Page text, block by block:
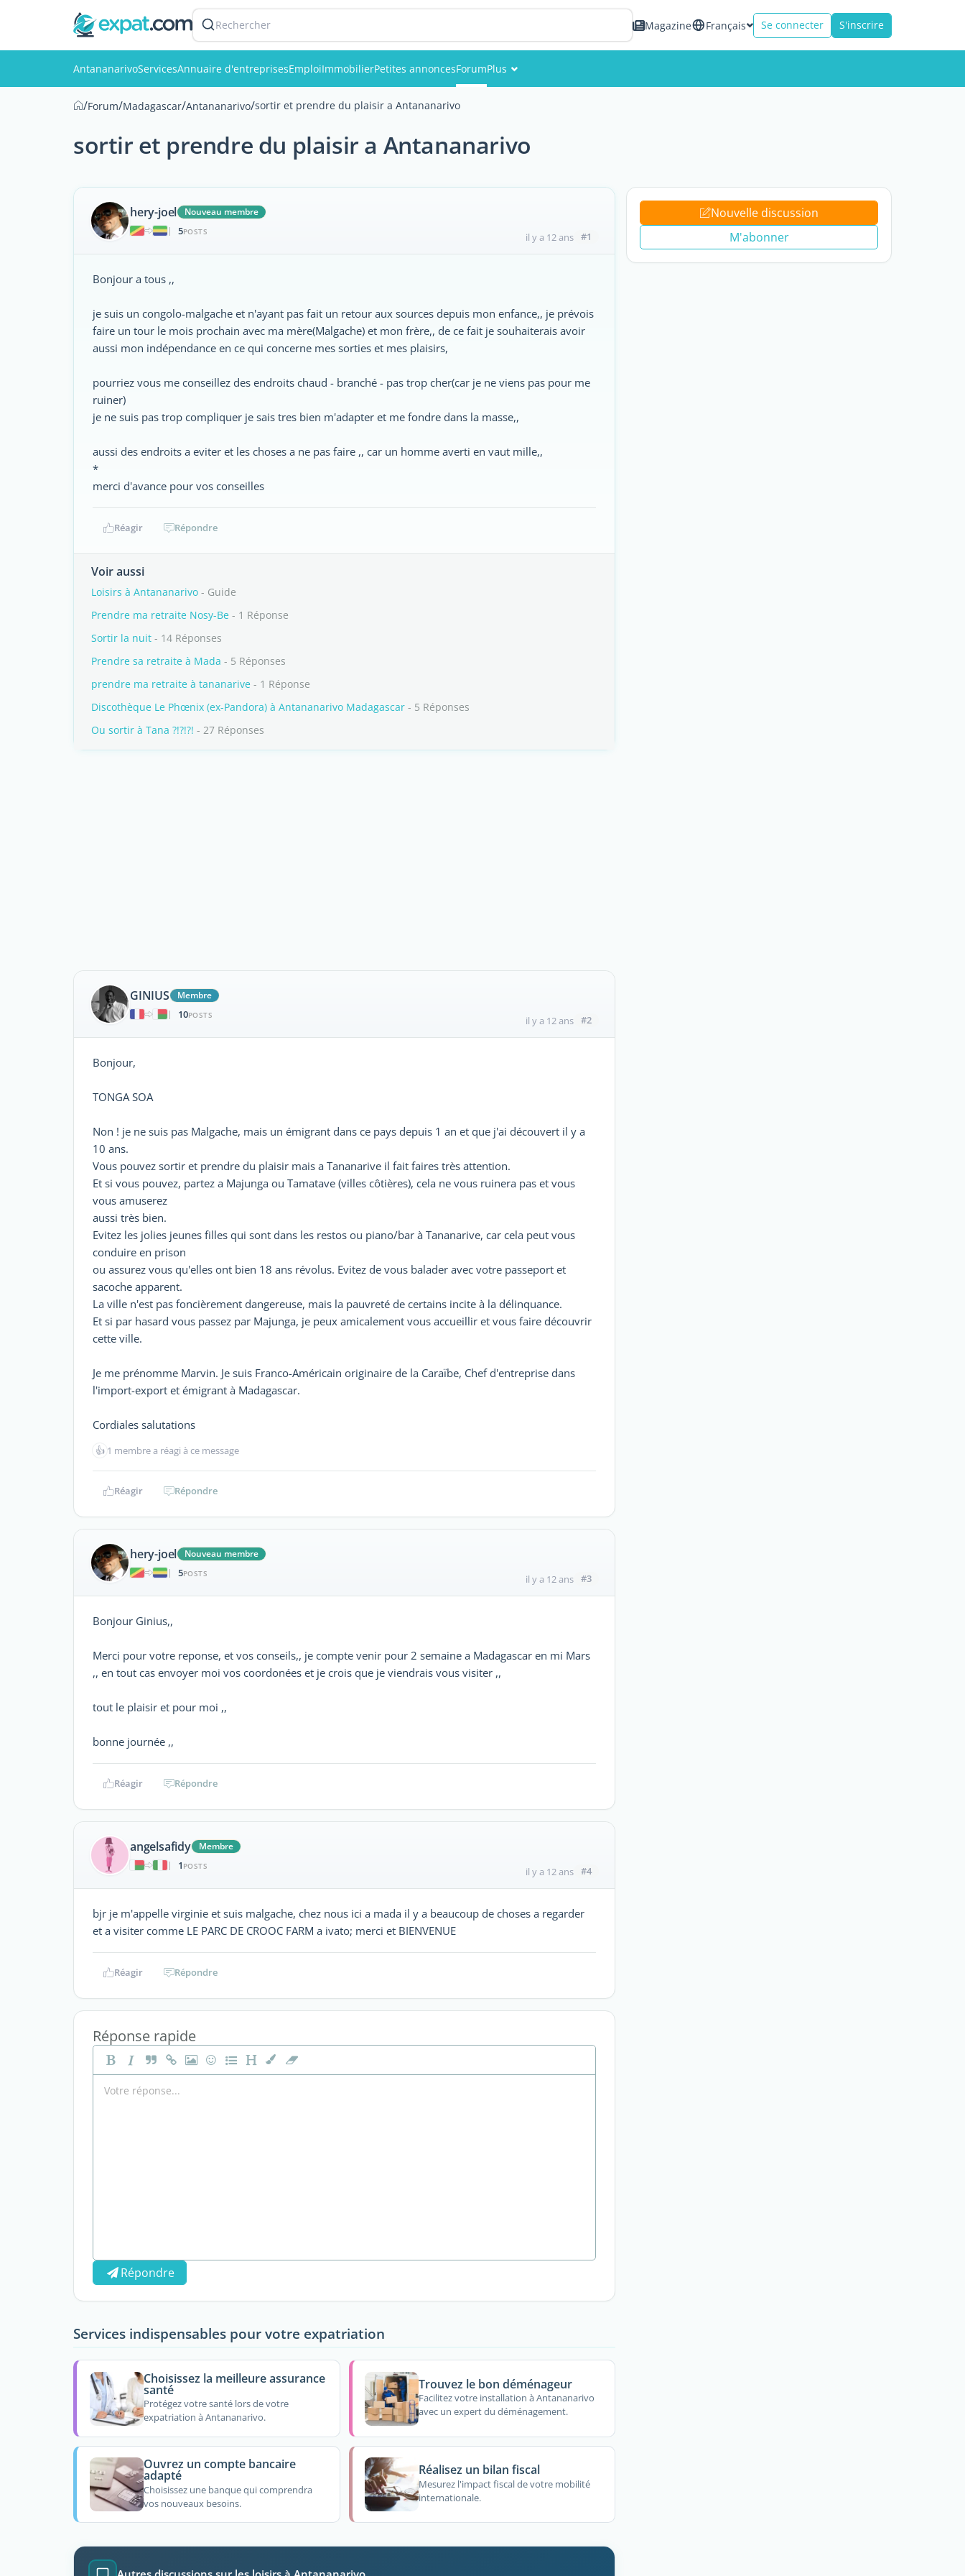
Rechercher Magazine Français Se connecter S'inscrire
AntananarivoServicesAnnuaire d'entreprisesEmploiImmobilierPetites annoncesForumPlus
Membres
/Forum/Madagascar/Antananarivo/sortir et prendre du plaisir a Antananarivo
sortir et prendre du plaisir a Antananarivo
hery-joel
Nouveau membre
|
5POSTS il y a 12 ans #1
Bonjour a tous ,,
je suis un congolo-malgache et n'ayant pas fait un retour aux sources depuis mon enfance,, je prévois
faire un tour le mois prochain avec ma mère(Malgache) et mon frère,, de ce fait je souhaiterais avoir
aussi mon indépendance en ce qui concerne mes sorties et mes plaisirs,
pourriez vous me conseillez des endroits chaud - branché - pas trop cher(car je ne viens pas pour me
ruiner)
je ne suis pas trop compliquer je sais tres bien m'adapter et me fondre dans la masse,,
aussi des endroits a eviter et les choses a ne pas faire ,, car un homme averti en vaut mille,,
*
merci d'avance pour vos conseilles
Réagir Répondre
Voir aussi
Loisirs à Antananarivo - Guide
Prendre ma retraite Nosy-Be - 1 Réponse
Sortir la nuit - 14 Réponses
Prendre sa retraite à Mada - 5 Réponses
prendre ma retraite à tananarive - 1 Réponse
Discothèque Le Phœnix (ex-Pandora) à Antananarivo Madagascar - 5 Réponses
Ou sortir à Tana ?!?!?! - 27 Réponses
GINIUS
Membre
|
10POSTS il y a 12 ans #2
Bonjour,
TONGA SOA
Non ! je ne suis pas Malgache, mais un émigrant dans ce pays depuis 1 an et que j'ai découvert il y a
10 ans.
Vous pouvez sortir et prendre du plaisir mais a Tananarive il fait faires très attention.
Et si vous pouvez, partez a Majunga ou Tamatave (villes côtières), cela ne vous ruinera pas et vous
vous amuserez
aussi très bien.
Evitez les jolies jeunes filles qui sont dans les restos ou piano/bar à Tananarive, car cela peut vous
conduire en prison
ou assurez vous qu'elles ont bien 18 ans révolus. Evitez de vous balader avec votre passeport et
sacoche apparent.
La ville n'est pas foncièrement dangereuse, mais la pauvreté de certains incite à la délinquance.
Et si par hasard vous passez par Majunga, je peux amicalement vous accueillir et vous faire découvrir
cette ville.
Je me prénomme Marvin. Je suis Franco-Américain originaire de la Caraïbe, Chef d'entreprise dans
l'import-export et émigrant à Madagascar.
Cordiales salutations
👍 1 membre a réagi à ce message
Réagir Répondre
hery-joel
Nouveau membre
|
5POSTS il y a 12 ans #3
Bonjour Ginius,,
Merci pour votre reponse, et vos conseils,, je compte venir pour 2 semaine a Madagascar en mi Mars
,, en tout cas envoyer moi vos coordonées et je crois que je viendrais vous visiter ,,
tout le plaisir et pour moi ,,
bonne journée ,,
Réagir Répondre
angelsafidy
Membre
|
1 POSTS il y a 12 ans #4
bjr je m'appelle virginie et suis malgache, chez nous ici a mada il y a beaucoup de choses a regarder
et a visiter comme LE PARC DE CROOC FARM a ivato; merci et BIENVENUE
Réagir Répondre
Réponse rapide
Répondre
Services indispensables pour votre expatriation
Choisissez la meilleure assurance
santé
Protégez votre santé lors de votre
expatriation à Antananarivo.
Trouvez le bon déménageur
Facilitez votre installation à Antananarivo
avec un expert du déménagement.
Ouvrez un compte bancaire
adapté
Choisissez une banque qui comprendra
vos nouveaux besoins.
Réalisez un bilan fiscal
Mesurez l'impact fiscal de votre mobilité
internationale.
Nouvelle discussion
M'abonner